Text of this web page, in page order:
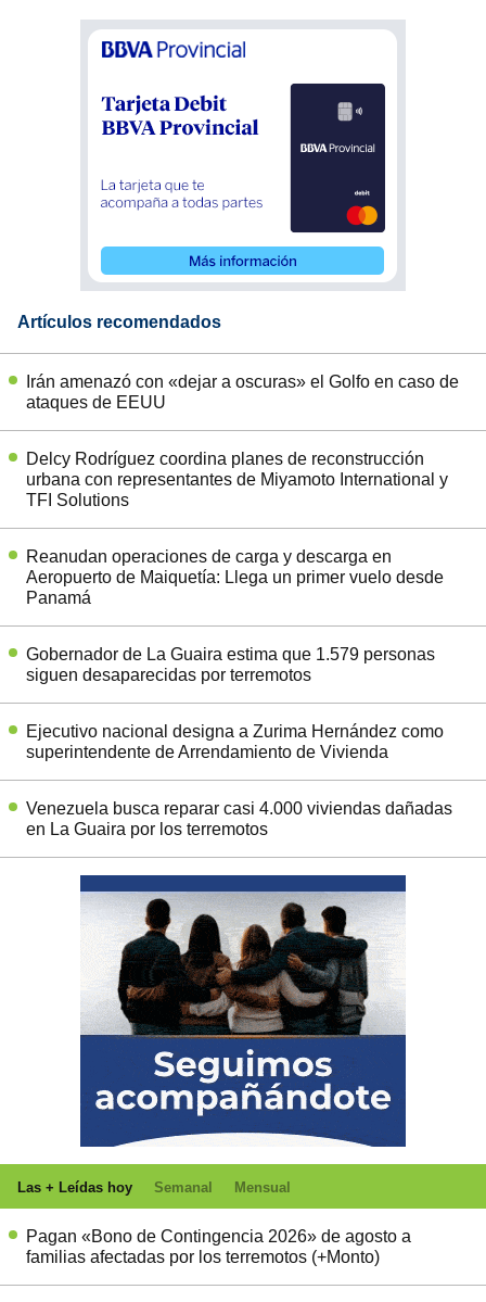
Artículos recomendados
Irán amenazó con «dejar a oscuras» el Golfo en caso de
ataques de EEUU
Delcy Rodríguez coordina planes de reconstrucción
urbana con representantes de Miyamoto International y
TFI Solutions
Reanudan operaciones de carga y descarga en
Aeropuerto de Maiquetía: Llega un primer vuelo desde
Panamá
Gobernador de La Guaira estima que 1.579 personas
siguen desaparecidas por terremotos
Ejecutivo nacional designa a Zurima Hernández como
superintendente de Arrendamiento de Vivienda
Venezuela busca reparar casi 4.000 viviendas dañadas
en La Guaira por los terremotos
Las + Leídas hoy Semanal Mensual
Pagan «Bono de Contingencia 2026» de agosto a
familias afectadas por los terremotos (+Monto)